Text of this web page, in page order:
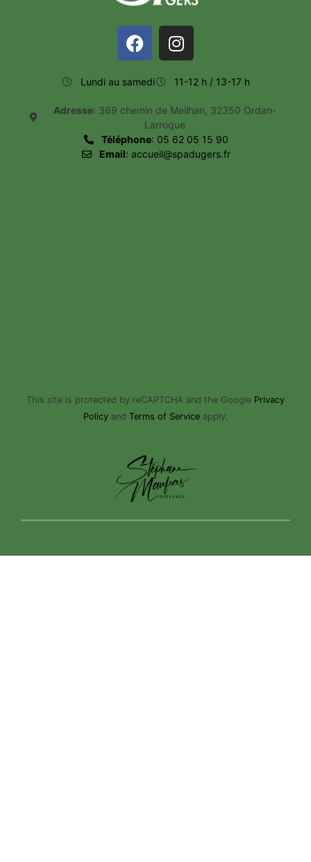
Lundi au samedi 11-12 h / 13-17 h
Adresse: 369 chemin de Meilhan, 32350 Ordan-
Larroque
Téléphone: 05 62 05 15 90
Email: accueil@spadugers.fr
This site is protected by reCAPTCHA and the Google Privacy
Policyand Terms of Serviceapply.